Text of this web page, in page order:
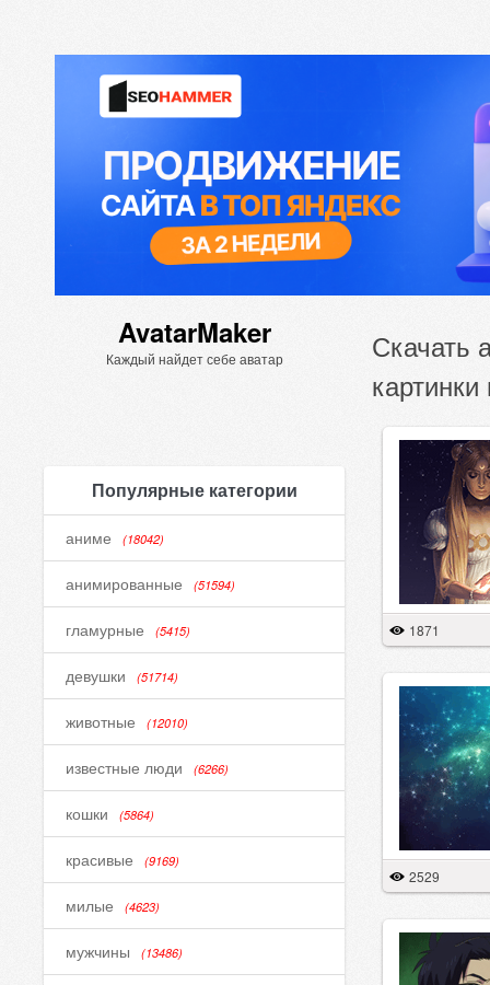
AvatarMaker
Каждый найдет себе аватар
Популярные категории
аниме (18042)
анимированные (51594)
гламурные (5415)
девушки (51714)
животные (12010)
известные люди (6266)
кошки (5864)
красивые (9169)
милые (4623)
мужчины (13486)
Скачать
1871
2529